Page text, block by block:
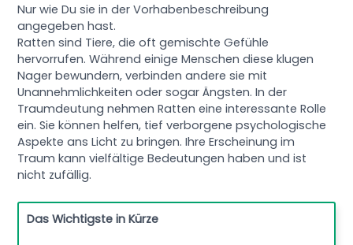
Nur wie Du sie in der Vorhabenbeschreibung
angegeben hast.
Ratten sind Tiere, die oft gemischte Gefühle
hervorrufen. Während einige Menschen diese klugen
Nager bewundern, verbinden andere sie mit
Unannehmlichkeiten oder sogar Ängsten. In der
Traumdeutung nehmen Ratten eine interessante Rolle
ein. Sie können helfen, tief verborgene psychologische
Aspekte ans Licht zu bringen. Ihre Erscheinung im
Traum kann vielfältige Bedeutungen haben und ist
nicht zufällig.
Das Wichtigste in Kürze